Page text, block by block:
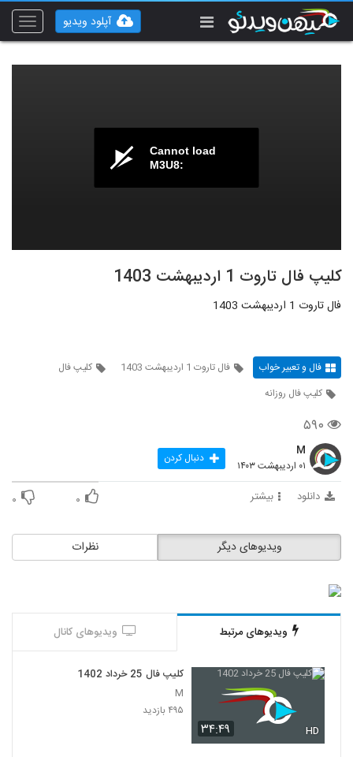
Toggle
آپلود ویدیو
Cannot load
M3U8:
کلیپ فال تاروت 1 اردیبهشت 1403
فال تاروت 1 اردیبهشت 1403
فال و تعبیر خواب فال تاروت 1 اردیبهشت 1403
کلیپ فال
کلیپ فال روزانه
۵۹۰
M
۰۱ اردیبهشت ۱۴۰۳ دنبال کردن
دانلود بیشتر ۰ ۰
نظرات ویدیوهای دیگر
ویدیوهای مرتبط ویدیوهای کانال
۳۴:۴۹ HD
کلیپ فال 25 خرداد 1402
M
۴۹۵ بازدید